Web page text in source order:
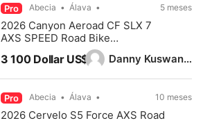
Danny Kuswandy
Pro Abecia Álava 5 meses
2026 Canyon Aeroad CF SLX 7
AXS SPEED Road Bike
(PIENARBIKESHOP)
3 100 Dollar US$
Pro Abecia Álava 10 meses
2026 Cervelo S5 Force AXS Road